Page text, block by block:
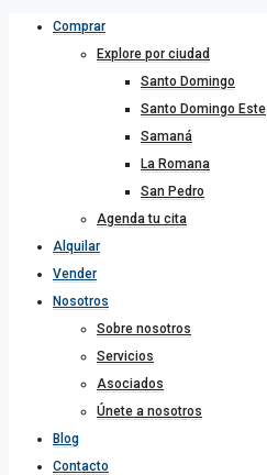
Comprar
Explore por ciudad
Santo Domingo
Santo Domingo Este
Samaná
La Romana
San Pedro
Agenda tu cita
Alquilar
Vender
Nosotros
Sobre nosotros
Servicios
Asociados
Únete a nosotros
Blog
Contacto